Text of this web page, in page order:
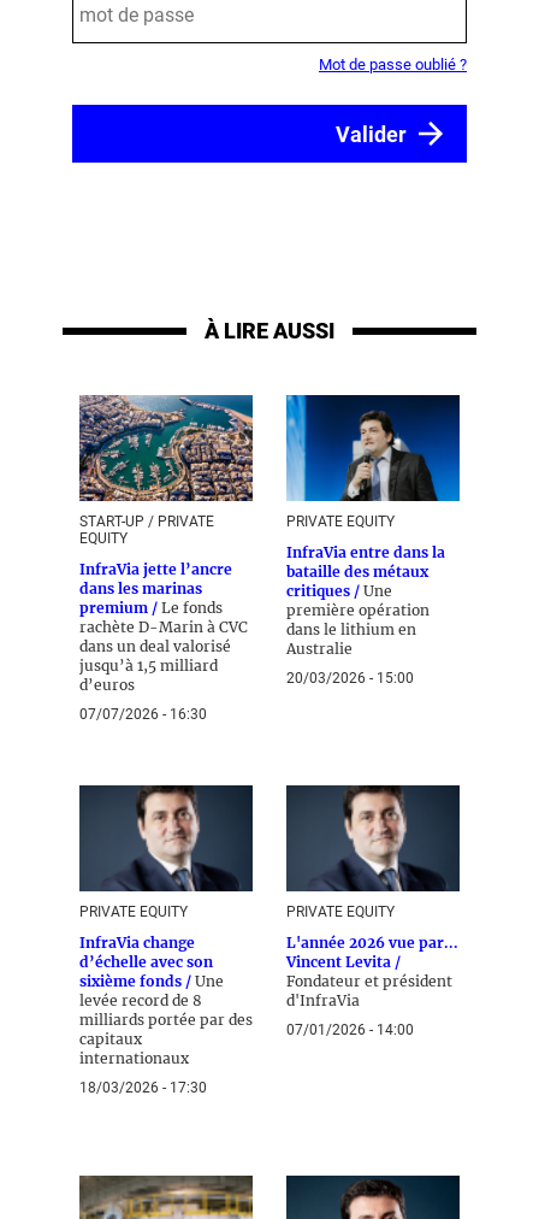
Mot de passe oublié ?
À LIRE AUSSI
START-UP / PRIVATE
EQUITY
InfraVia jette l’ancre
dans les marinas
premium / Le fonds
rachète D-Marin à CVC
dans un deal valorisé
jusqu’à 1,5 milliard
d’euros
07/07/2026 - 16:30
PRIVATE EQUITY
InfraVia entre dans la
bataille des métaux
critiques / Une
première opération
dans le lithium en
Australie
20/03/2026 - 15:00
PRIVATE EQUITY
InfraVia change
d’échelle avec son
sixième fonds / Une
levée record de 8
milliards portée par des
capitaux
internationaux
18/03/2026 - 17:30
PRIVATE EQUITY
L'année 2026 vue par...
Vincent Levita /
Fondateur et président
d'InfraVia
07/01/2026 - 14:00